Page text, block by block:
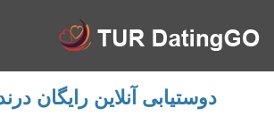
دوستیابی آنلاین رایگان